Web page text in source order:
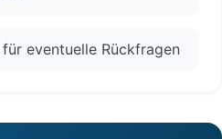
eventuelle Rückfragen